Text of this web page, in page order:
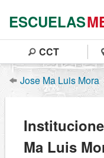
ESCUELAS
CCT
Jose Ma Luis Mora
Ma Luis